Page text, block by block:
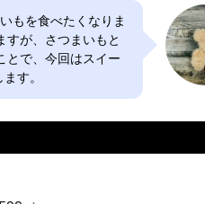
もを食べたくなりま
すが、さつまいもと
とで、今回はスイー
す。